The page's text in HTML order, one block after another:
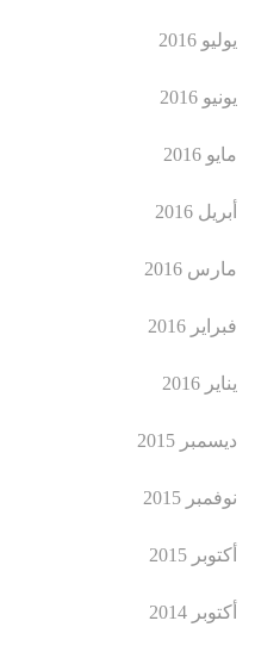
يوليو 2016
يونيو 2016
مايو 2016
أبريل 2016
مارس 2016
فبراير 2016
يناير 2016
ديسمبر 2015
نوفمبر 2015
أكتوبر 2015
أكتوبر 2014